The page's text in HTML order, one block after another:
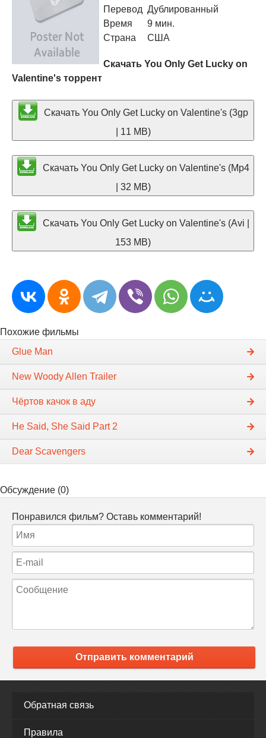
Перевод Дублированный
Время
9 мин.
Страна
США
Скачать You Only Get Lucky on
Valentine's торрент
Скачать You Only Get Lucky on Valentine's (3gp
| 11 MB)
Скачать You Only Get Lucky on Valentine's (Mp4
| 32 MB)
Скачать You Only Get Lucky on Valentine's (Avi |
153 MB)
Похожие фильмы
Glue Man
New Woody Allen Trailer
Чёртов качок в аду
He Said, She Said Part 2
Dear Scavengers
Обсуждение (0)
Понравился фильм? Оставь комментарий!
Отправить комментарий
Обратная связь
Правила